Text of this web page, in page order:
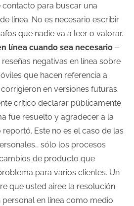
contacto para buscar una
línea. No es necesario escribir
que nadie va a leer o valorar.
línea cuando sea necesario–
negativas en línea sobre
que hacen referencia a
en versiones futuras.
crítico declarar públicamente
fue resuelto y agradecer a la
Este no es el caso de las
sólo los procesos
de producto que
para varios clientes. Un
que usted airee la resolución
personal en línea como medio